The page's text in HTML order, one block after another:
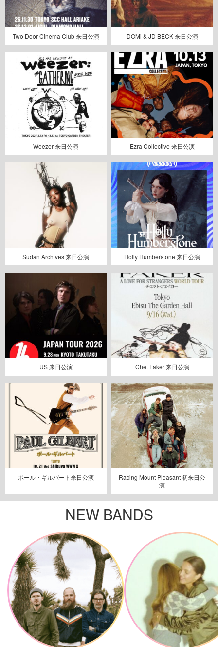
Two Door Cinema Club 来日公演 DOMi & JD BECK 来日公演
Weezer 来日公演 Ezra Collective 来日公演
Sudan Archives 来日公演 Holly Humberstone 来日公演
US 来日公演 Chet Faker 来日公演
ポール・ギルバート来日公演
Racing Mount Pleasant 初来日公
演
NEW BANDS